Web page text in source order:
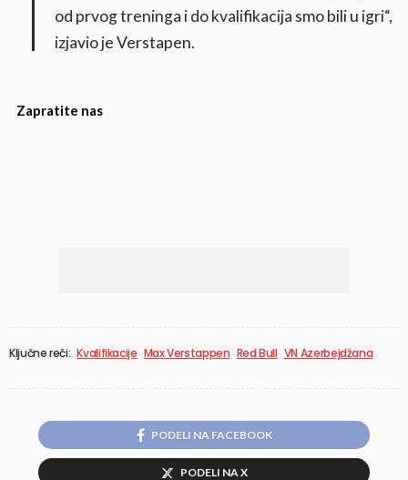
od prvog treninga i do kvalifikacija smo bili u igri“,
izjavio je Verstapen.
Zapratite nas
Ključne reči: Kvalifikacije Max Verstappen Red Bull VN Azerbejdžana
PODELI NA FACEBOOK
PODELI NA X